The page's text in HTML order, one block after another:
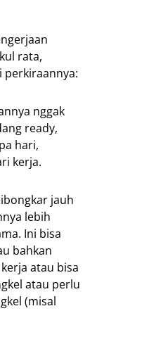
rata,
perkiraannya:
nggak
ready,
hari,
kerja.
jauh
lebih
Ini bisa
bahkan
atau bisa
atau perlu
(misal